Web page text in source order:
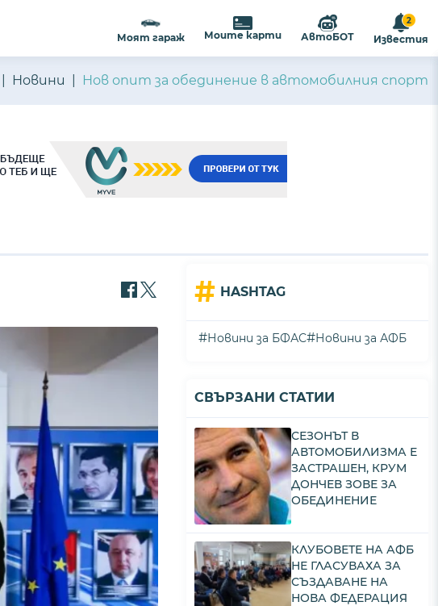
Моят гараж Моите карти АвтоБОТ
2
Известия
Новини Нов опит за обединение в автомобилния спорт
# HASHTAG
#Новини за БФАС#Новини за АФБ
СВЪРЗАНИ СТАТИИ
СЕЗОНЪТ В
АВТОМОБИЛИЗМА Е
ЗАСТРАШЕН, КРУМ
ДОНЧЕВ ЗОВЕ ЗА
ОБЕДИНЕНИЕ
КЛУБОВЕТЕ НА АФБ
НЕ ГЛАСУВАХА ЗА
СЪЗДАВАНЕ НА
НОВА ФЕДЕРАЦИЯ